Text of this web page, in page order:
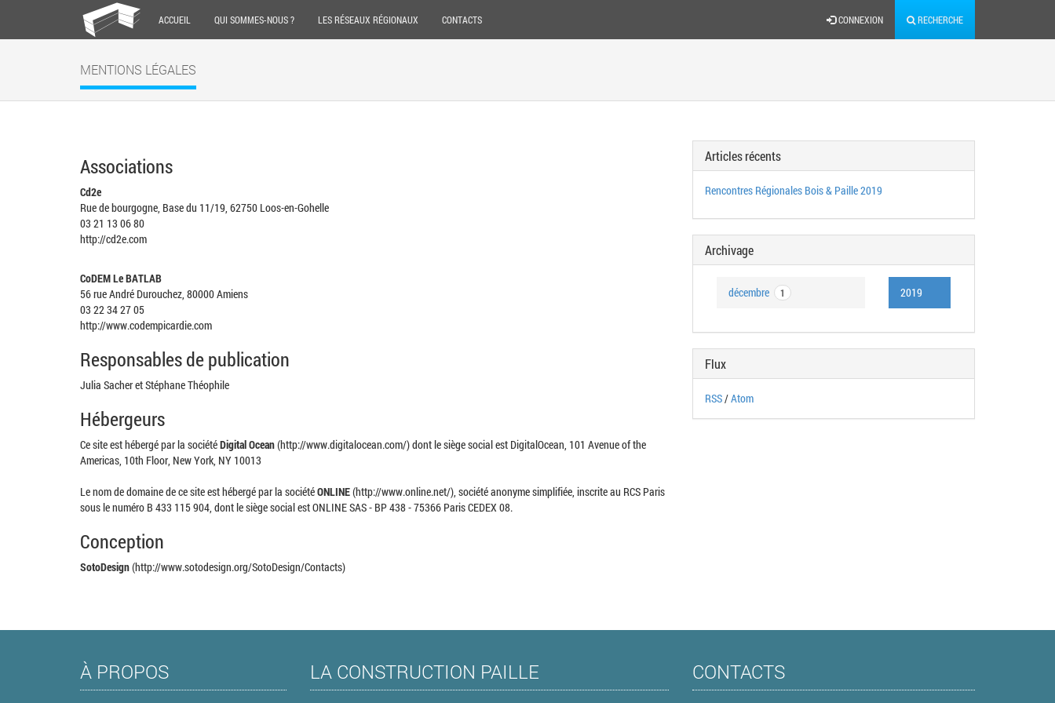
ACCUEIL QUI SOMMES-NOUS ? LES RÉSEAUX RÉGIONAUX CONTACTS CONNEXION RECHERCHE
MENTIONS LÉGALES
Associations
Cd2e
Rue de bourgogne, Base du 11/19, 62750 Loos-en-Gohelle
03 21 13 06 80
http://cd2e.com
CoDEM Le BATLAB
56 rue André Durouchez, 80000 Amiens
03 22 34 27 05
http://www.codempicardie.com
Responsables de publication
Julia Sacher et Stéphane Théophile
Hébergeurs
Ce site est hébergé par la sociétéDigital Ocean(http://www.digitalocean.com/) dont le siège social est DigitalOcean, 101 Avenue of the
Americas, 10th Floor, New York, NY 10013
Le nom de domaine de ce site est hébergé par la sociétéONLINE(http://www.online.net/), société anonyme simplifiée, inscrite au RCS Paris
sous le numéro B 433 115 904, dont le siège social est ONLINE SAS - BP 438 - 75366 Paris CEDEX 08.
Conception
SotoDesign(http://www.sotodesign.org/SotoDesign/Contacts)
Articles récents
Rencontres Régionales Bois & Paille 2019
Archivage
décembre 1 2019
Flux
RSS/Atom
À PROPOS LA CONSTRUCTION PAILLE CONTACTS